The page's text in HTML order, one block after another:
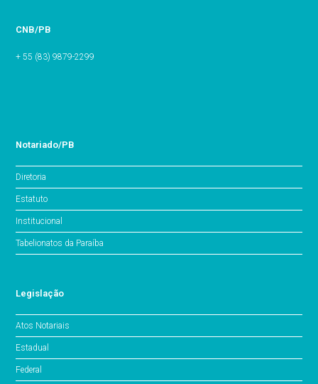
CNB/PB
+ 55 (83) 9879-2299
Notariado/PB
Diretoria
Estatuto
Institucional
Tabelionatos da Paraíba
Legislação
Atos Notariais
Estadual
Federal